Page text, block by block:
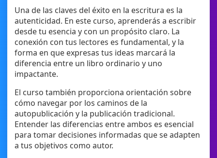
Una de las claves del éxito en la escritura es la
autenticidad. En este curso, aprenderás a escribir
desde tu esencia y con un propósito claro. La
conexión con tus lectores es fundamental, y la
forma en que expresas tus ideas marcará la
diferencia entre un libro ordinario y uno
impactante.
El curso también proporciona orientación sobre
cómo navegar por los caminos de la
autopublicación y la publicación tradicional.
Entender las diferencias entre ambos es esencial
para tomar decisiones informadas que se adapten
a tus objetivos como autor.